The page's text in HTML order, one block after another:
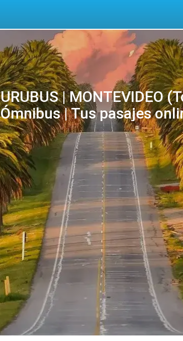
URUBUS | MONTEVIDEO
Ómnibus | Tus pasajes